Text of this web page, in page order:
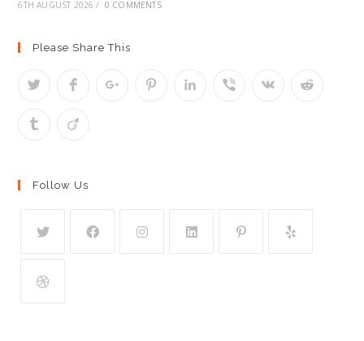
6TH AUGUST 2026 / 0 COMMENTS
Please Share This
Follow Us